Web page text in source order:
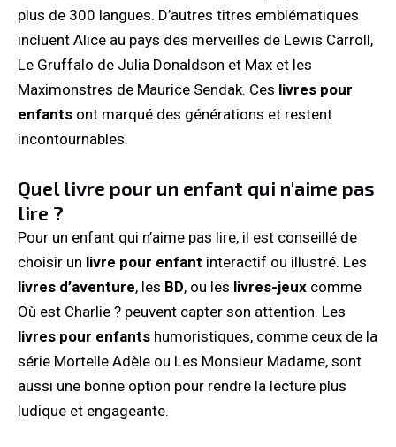
plus de 300 langues. D’autres titres emblématiques
incluent Alice au pays des merveilles de Lewis Carroll,
Le Gruffalo de Julia Donaldson et Max et les
Maximonstres de Maurice Sendak. Ces livres pour
enfants ont marqué des générations et restent
incontournables.
Quel livre pour un enfant qui n'aime pas
lire ?
Pour un enfant qui n’aime pas lire, il est conseillé de
choisir un livre pour enfant interactif ou illustré. Les
livres d’aventure, les BD, ou les livres-jeux comme
Où est Charlie ? peuvent capter son attention. Les
livres pour enfants humoristiques, comme ceux de la
série Mortelle Adèle ou Les Monsieur Madame, sont
aussi une bonne option pour rendre la lecture plus
ludique et engageante.